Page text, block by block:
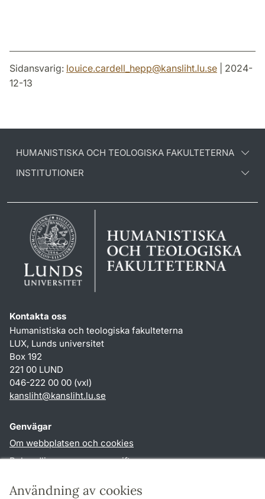
Användning av cookies
Sidansvarig: louice.cardell_hepp@kansliht.lu.se | 2024-
12-13
HUMANISTISKA OCH TEOLOGISKA FAKULTETERNA
INSTITUTIONER
Kontakta oss
Humanistiska och teologiska fakulteterna
LUX, Lunds universitet
Box 192
221 00 LUND
046-222 00 00 (vxl)
kansliht@kansliht.lu.se
Genvägar
Om webbplatsen och cookies
Behandling av personuppgifter
TYPO3-login